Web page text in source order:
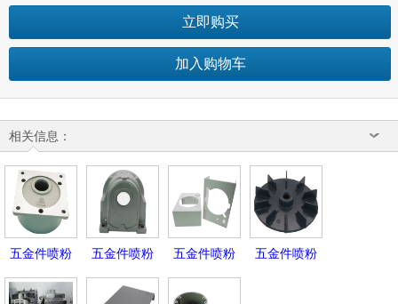
立即购买
加入购物车
相关信息：
五金件喷粉 五金件喷粉 五金件喷粉 五金件喷粉